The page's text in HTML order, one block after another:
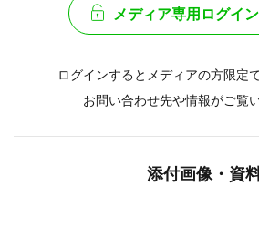
メディア専用ログイ
ログインするとメディアの方限定
お問い合わせ先や情報がご覧
添付画像・資